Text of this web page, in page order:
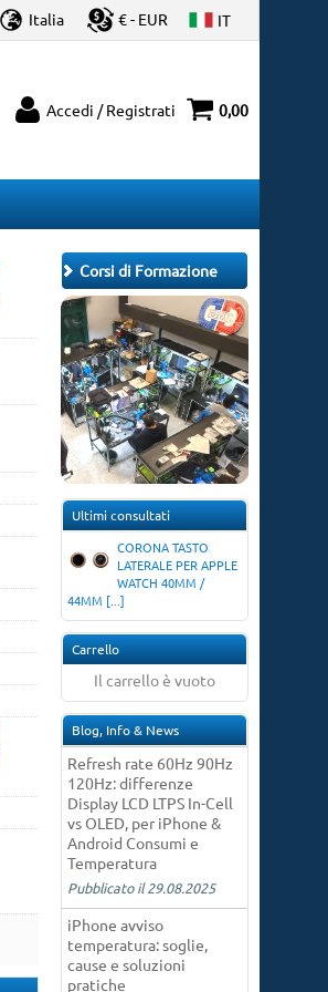
Italia € - EUR IT
Accedi / Registrati
"Registrati"
0,00
Corsi di Formazione
Ultimi consultati
CORONA TASTO
LATERALE PER APPLE
WATCH 40MM /
44MM [...]
Carrello
Il carrello è vuoto
Blog, Info & News
Refresh rate 60Hz 90Hz
120Hz: differenze
Display LCD LTPS In-Cell
vs OLED, per iPhone &
Android Consumi e
Temperatura
Pubblicato il 29.08.2025
iPhone avviso
temperatura: soglie,
cause e soluzioni
pratiche